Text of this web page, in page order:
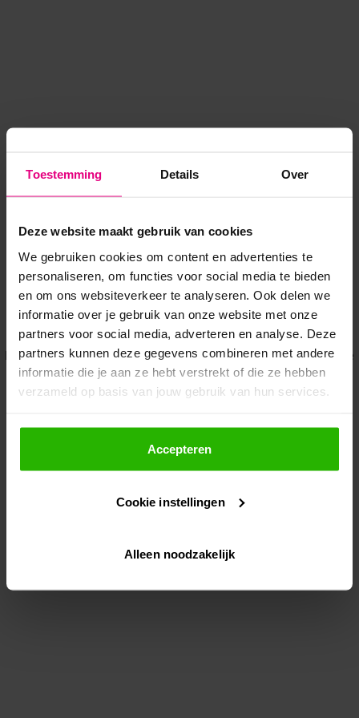
Toestemming Details Over
Deze website maakt gebruik van cookies
We gebruiken cookies om content en advertenties te
personaliseren, om functies voor social media te bieden
en om ons websiteverkeer te analyseren. Ook delen we
informatie over je gebruik van onze website met onze
partners voor social media, adverteren en analyse. Deze
partners kunnen deze gegevens combineren met andere
informatie die je aan ze hebt verstrekt of die ze hebben
verzameld op basis van jouw gebruik van hun services.
Als je op "Accepteer" klikt, dan geef je Voordeeluitjes.nl
toestemming om cookies voor social media en
gepersonaliseerde advertenties te plaatsen.
Lees hier meer over in onsprivacybeleid
Via "Cookie instellingen" kun je ook zelf instellen welke
Accepteren
Cookie instellingen
Alleen noodzakelijk
Application error: a client-side exception has occurred while
loadingwww.voordeeluitjes.nl (see the browser console for more
information).